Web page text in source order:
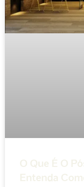
O Que É O
Entenda